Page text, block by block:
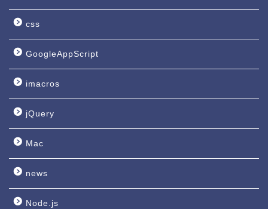
css
GoogleAppScript
imacros
jQuery
Mac
news
Node.js